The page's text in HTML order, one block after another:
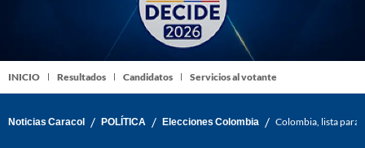
INICIO Resultados Candidatos Servicios al votante
Noticias Caracol / POLÍTICA / Elecciones Colombia / Colombia, lista para